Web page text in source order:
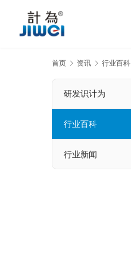
首页 资讯 行业百科
研发识计为
行业百科
行业新闻